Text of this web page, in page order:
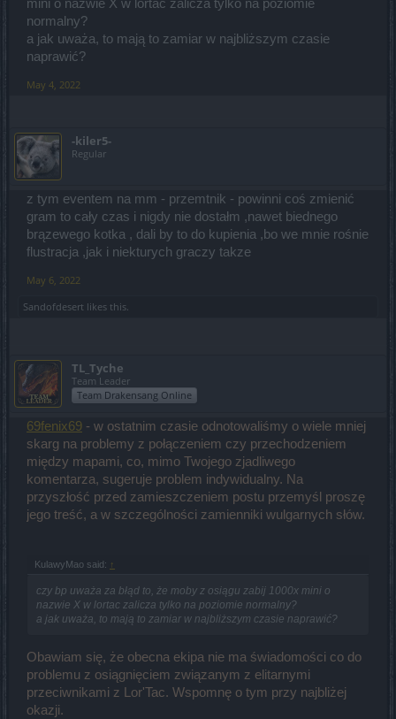
swoją własną lokalizację, która nie nachodzi na lokalizację innego
demona.
mini o nazwie X w lortac zalicza tylko na poziomie
normalny?
a jak uważa, to mają to zamiar w najbliższym czasie
naprawić?
May 4, 2022
-kiler5-
Regular
z tym eventem na mm - przemtnik - powinni coś zmienić
gram to cały czas i nigdy nie dostałm ,nawet biednego
brązewego kotka , dali by to do kupienia ,bo we mnie rośnie
flustracja ,jak i niekturych graczy takze
May 6, 2022
Sandofdesert likes this.
TL_Tyche
Team Leader
Team Drakensang Online
69fenix69 - w ostatnim czasie odnotowaliśmy o wiele mniej
skarg na problemy z połączeniem czy przechodzeniem
między mapami, co, mimo Twojego zjadliwego
komentarza, sugeruje problem indywidualny. Na
przyszłość przed zamieszczeniem postu przemyśl proszę
jego treść, a w szczególności zamienniki wulgarnych słów.
KulawyMao said: ↑
czy bp uważa za błąd to, że moby z osiągu zabij 1000x mini o
nazwie X w lortac zalicza tylko na poziomie normalny?
a jak uważa, to mają to zamiar w najbliższym czasie naprawić?
Obawiam się, że obecna ekipa nie ma świadomości co do
problemu z osiągnięciem związanym z elitarnymi
przeciwnikami z Lor'Tac. Wspomnę o tym przy najbliżej
okazji.